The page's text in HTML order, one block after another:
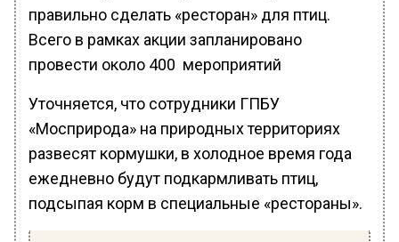
правильно сделать «ресторан» для птиц.
Всего в рамках акции запланировано
провести около 400 мероприятий
Уточняется, что сотрудники ГПБУ
«Мосприрода» на природных территориях
развесят кормушки, в холодное время года
ежедневно будут подкармливать птиц,
подсыпая корм в специальные «рестораны».